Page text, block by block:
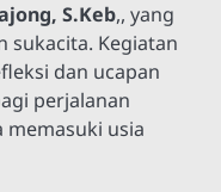
S.Keb,, yang
sukacita. Kegiatan
dan ucapan
perjalanan
memasuki usia